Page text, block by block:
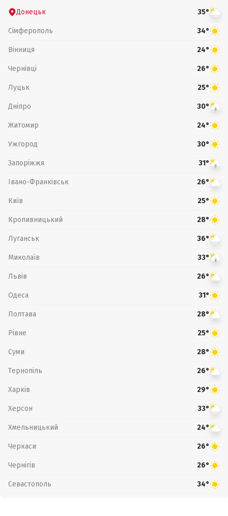
Донецьк 35°
Сімферополь 34°
Вінниця 24°
Чернівці 26°
Луцьк 25°
Дніпро 30°
Житомир 24°
Ужгород 30°
Запоріжжя 31°
Івано-Франківськ 26°
Київ 25°
Кропивницький 28°
Луганськ 36°
Миколаїв 33°
Львів 26°
Одеса 31°
Полтава 28°
Рівне 25°
Суми 28°
Тернопіль 26°
Харків 29°
Херсон 33°
Хмельницький 24°
Черкаси 26°
Чернігів 26°
Севастополь 34°